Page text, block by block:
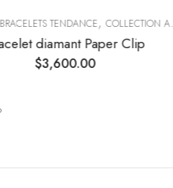
BRACELETS TENDANCE, COLLECTION AUTOMNE
diamant Paper Clip
$3,600.00